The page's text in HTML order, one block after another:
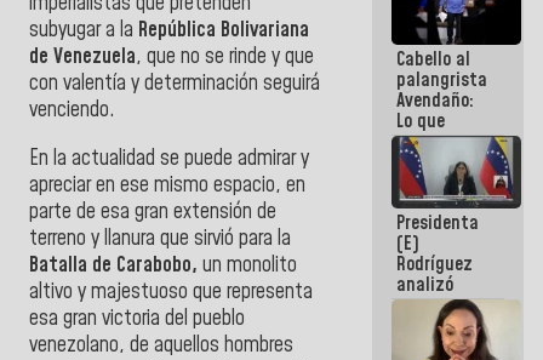
subyugar a la República Bolivariana
de Venezuela, que no se rinde y que
con valentía y determinación seguirá
venciendo.
En la actualidad se puede admirar y
apreciar en ese mismo espacio, en
parte de esa gran extensión de
terreno y llanura que sirvió para la
Batalla de Carabobo, un monolito
altivo y majestuoso que representa
esa gran victoria del pueblo
venezolano, de aquellos hombres
hegemónica?
(1)
Cabello al
palangrista
Avendaño:
Lo que
vayas a
escribir
hazlo hoy
por que no
sabemos si
la semana
que viene
hay
programa
Presidenta
(E)
Rodríguez
analizó
junto a
gobernadores
planes de